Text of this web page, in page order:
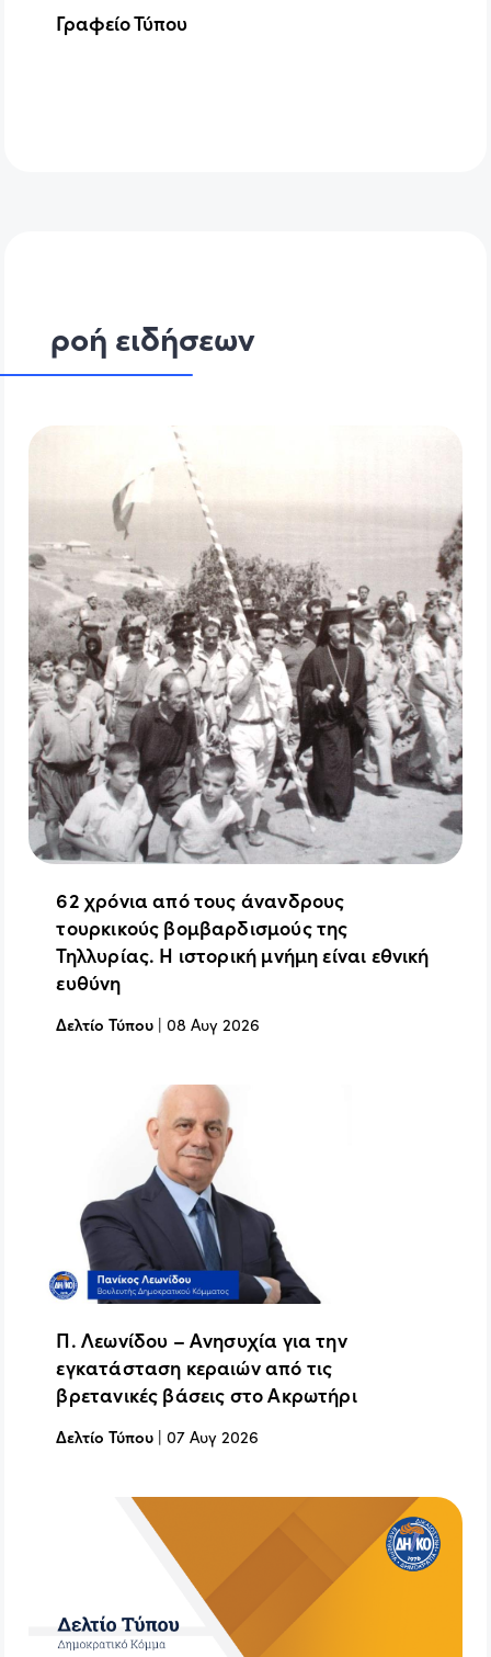
Γραφείο Τύπου
ροή ειδήσεων
62 χρόνια από τους άνανδρους
τουρκικούς βομβαρδισμούς της
Τηλλυρίας. Η ιστορική μνήμη είναι εθνική
ευθύνη
Δελτίο Τύπου |08 Αυγ 2026
Π. Λεωνίδου – Ανησυχία για την
εγκατάσταση κεραιών από τις
βρετανικές βάσεις στο Ακρωτήρι
Δελτίο Τύπου |07 Αυγ 2026